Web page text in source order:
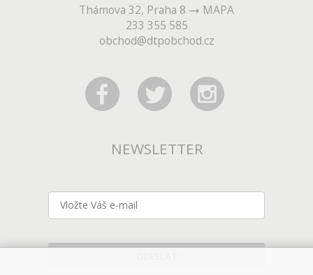
Thámova 32, Praha 8
MAPA
233 355 585
obchod@dtpobchod.cz
NEWSLETTER